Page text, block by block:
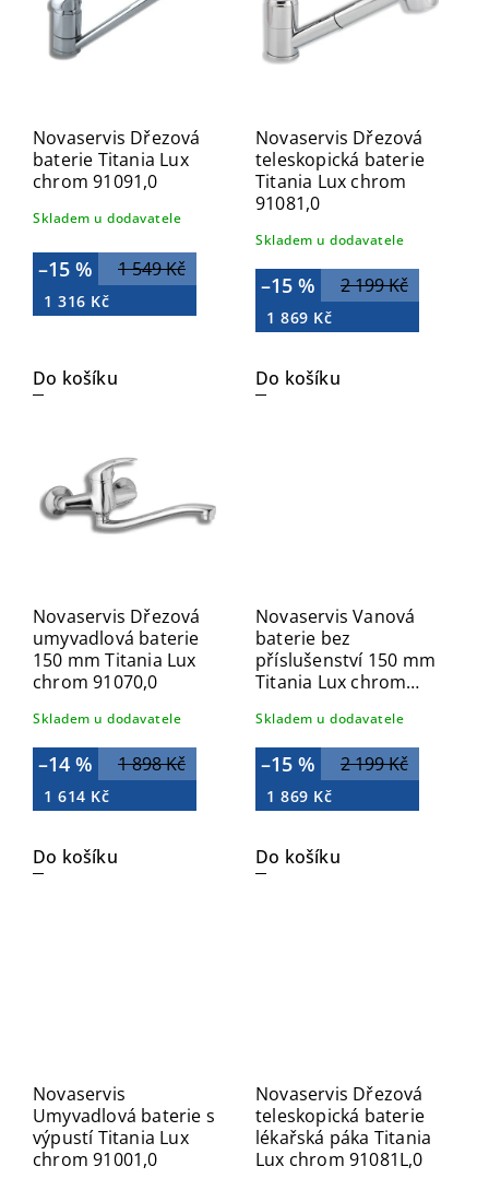
Novaservis Dřezová
baterie Titania Lux
chrom 91091,0
Skladem u dodavatele
1 549 Kč
–15 %
1 316 Kč
Do košíku
Novaservis Dřezová
teleskopická baterie
Titania Lux chrom
91081,0
Skladem u dodavatele
2 199 Kč
–15 %
1 869 Kč
Do košíku
Novaservis Dřezová
umyvadlová baterie
150 mm Titania Lux
chrom 91070,0
Skladem u dodavatele
1 898 Kč
–14 %
1 614 Kč
Do košíku
Novaservis Vanová
baterie bez
příslušenství 150 mm
Titania Lux chrom
Skladem u dodavatele
2 199 Kč
–15 %
1 869 Kč
Do košíku
Novaservis
Umyvadlová baterie s
výpustí Titania Lux
chrom 91001,0
Novaservis Dřezová
teleskopická baterie
lékařská páka Titania
Lux chrom 91081L,0